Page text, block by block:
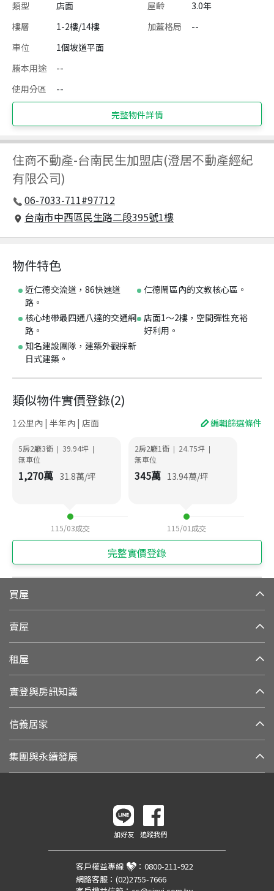
類型 店面 屋齡
3.0年
樓層
1-2樓/14樓 加蓋格局
--
車位
1個坡道平面
謄本用途
--
使用分區
--
完整物件詳情
住商不動產-台南民生加盟店(澄居不動產經紀
有限公司)
06-7033-711#97712
台南市中西區民生路二段395號1樓
物件特色
近仁德交流道，86快速道
路。
仁德鬧區內的文教核心區。
核心地帶最四通八達的交通網
路。
店面1～2樓，空間彈性充裕
好利用。
知名建設團隊，建築外觀採新
日式建築。
類似物件實價登錄(2)
1公里內 | 半年內 | 店面 編輯篩選條件
5房2廳3衛 | 39.94坪 |
無車位
1,270萬 31.8萬/坪
115/03成交
2房2廳1衛 | 24.75坪 |
無車位
345萬 13.94萬/坪
115/01 成交
完整實價登錄
買屋
賣屋
租屋
實登與房訊知識
信義居家
集團與永續發展
加好友 追蹤我們
客戶權益專線 ： 0800-211-922
網路客服： (02)2755-7666